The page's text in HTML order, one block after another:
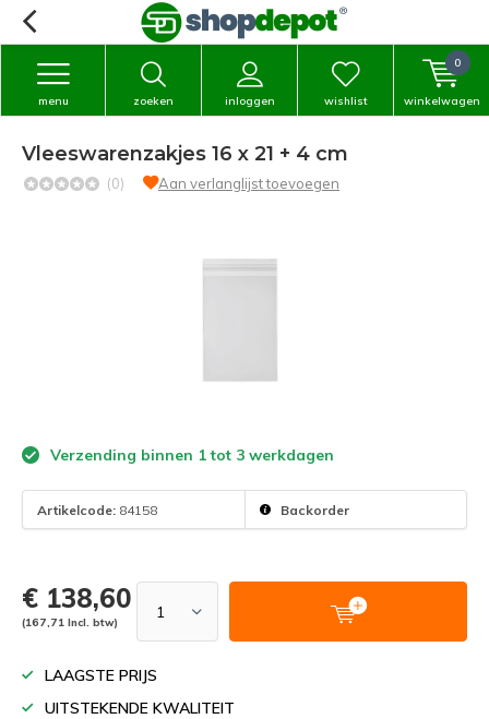
zoeken inloggen
menu wishlist winkelwagen
0
Vleeswarenzakjes 16 x 21 + 4 cm
(0) Aan verlanglijst toevoegen
Verzending binnen 1 tot 3 werkdagen
Artikelcode: 84158 Backorder
€ 138,60
(167,71 Incl. btw)
LAAGSTE PRIJS
UITSTEKENDE KWALITEIT